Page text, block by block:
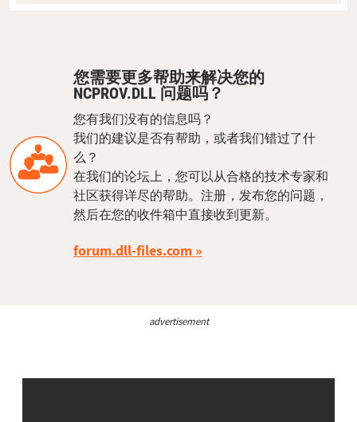
您需要更多帮助来解决您的
NCPROV.DLL 问题吗？
您有我们没有的信息吗？
我们的建议是否有帮助，或者我们错过了什
么？
在我们的论坛上，您可以从合格的技术专家和
社区获得详尽的帮助。注册，发布您的问题，
然后在您的收件箱中直接收到更新。
forum.dll-files.com
advertisement